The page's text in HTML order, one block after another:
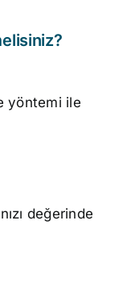
yöntemi ile
değerinde